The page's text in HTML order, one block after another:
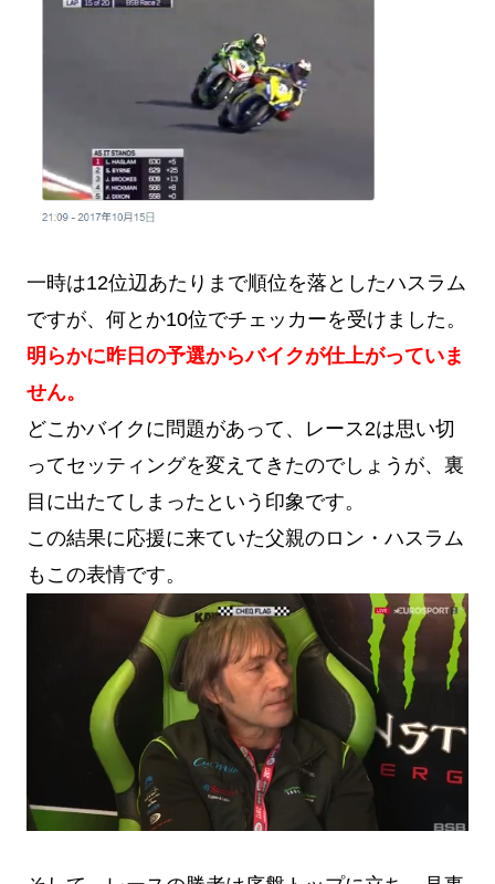
一時は12位辺あたりまで順位を落としたハスラム
ですが、何とか10位でチェッカーを受けました。
明らかに昨日の予選からバイクが仕上がっていま
せん。
どこかバイクに問題があって、レース2は思い切
ってセッティングを変えてきたのでしょうが、裏
目に出たてしまったという印象です。
この結果に応援に来ていた父親のロン・ハスラム
もこの表情です。